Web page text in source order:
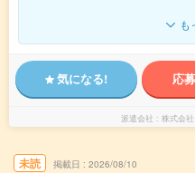
も
気になる! 応
派遣会社 株式会
未読 掲載日 2026/08/10